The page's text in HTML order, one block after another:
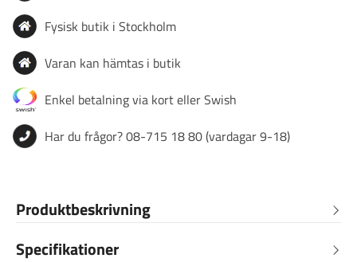
Fysisk butik i Stockholm
Varan kan hämtas i butik
Enkel betalning via kort eller Swish
Har du frågor? 08-715 18 80 (vardagar 9-18)
Produktbeskrivning
Specifikationer